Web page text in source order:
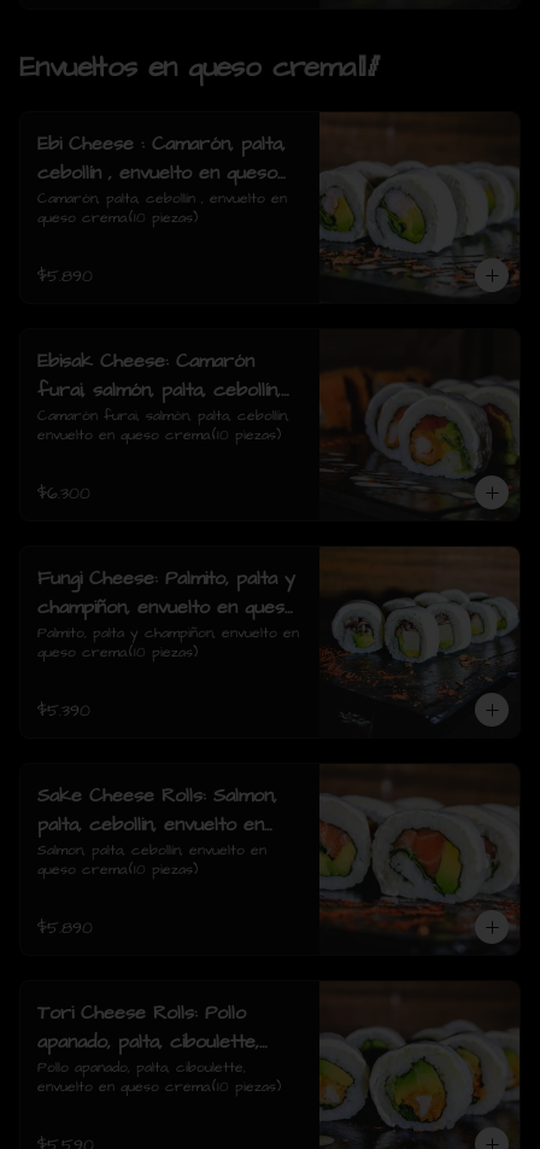
Envueltos en queso crema🥢
Ebi Cheese : Camarón, palta,
cebollín , envuelto en queso
crema.
Camarón, palta, cebollín , envuelto en
queso crema.(10 piezas)
$5.890
Ebisak Cheese: Camarón
furai, salmón, palta, cebollín,
envuelto en queso crema.
Camarón furai, salmón, palta, cebollín,
envuelto en queso crema.(10 piezas)
$6.300
Fungi Cheese: Palmito, palta y
champiñon, envuelto en queso
crema.
Palmito, palta y champiñon, envuelto en
queso crema.(10 piezas)
$5.390
Sake Cheese Rolls: Salmon,
palta, cebollin, envuelto en
queso crema.
Salmon, palta, cebollín, envuelto en
queso crema.(10 piezas)
$5.890
Tori Cheese Rolls: Pollo
apanado, palta, ciboulette,
envuelto en queso crema.
Pollo apanado, palta, ciboulette,
envuelto en queso crema.(10 piezas)